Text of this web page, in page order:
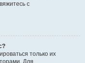
с
только их
Для